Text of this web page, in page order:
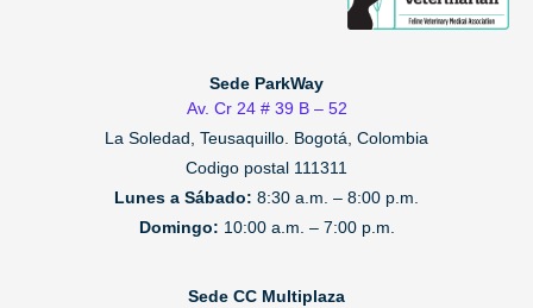
Sede ParkWay
Av. Cr 24 # 39 B – 52
La Soledad, Teusaquillo. Bogotá, Colombia
Codigo postal 111311
Lunes a Sábado: 8:30 a.m. – 8:00 p.m.
Domingo: 10:00 a.m. – 7:00 p.m.
Sede CC Multiplaza